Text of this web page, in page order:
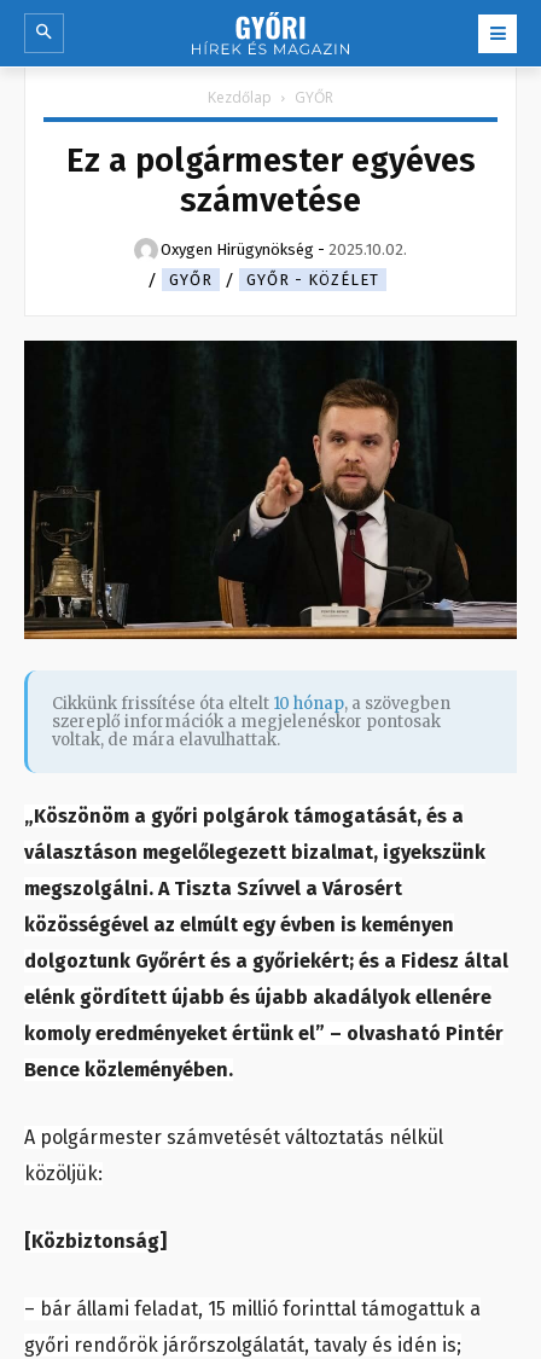
Kezdőlap GYŐR
Ez a polgármester egyéves
számvetése
Oxygen Hirügynökség - 2025.10.02.
GYŐR
GYŐR - KÖZÉLET
Cikkünk frissítése óta eltelt 10 hónap, a szövegben
szereplő információk a megjelenéskor pontosak
voltak, de mára elavulhattak.
„Köszönöm a győri polgárok támogatását, és a
választáson megelőlegezett bizalmat, igyekszünk
megszolgálni. A Tiszta Szívvel a Városért
közösségével az elmúlt egy évben is keményen
dolgoztunk Győrért és a győriekért; és a Fidesz által
elénk gördített újabb és újabb akadályok ellenére
komoly eredményeket értünk el” – olvasható Pintér
Bence közleményében.
A polgármester számvetését változtatás nélkül
közöljük:
[Közbiztonság]
– bár állami feladat, 15 millió forinttal támogattuk a
győri rendőrök járőrszolgálatát, tavaly és idén is;